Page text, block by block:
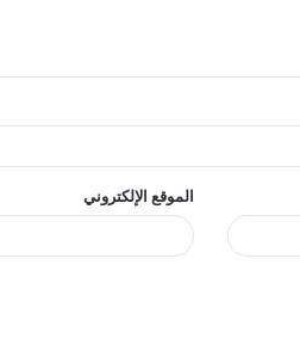
الموقع الإلكتروني